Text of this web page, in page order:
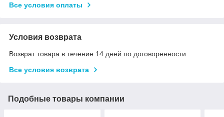
Все условия оплаты
Условия возврата
Возврат товара в течение 14 дней по договоренности
Все условия возврата
Подобные товары компании